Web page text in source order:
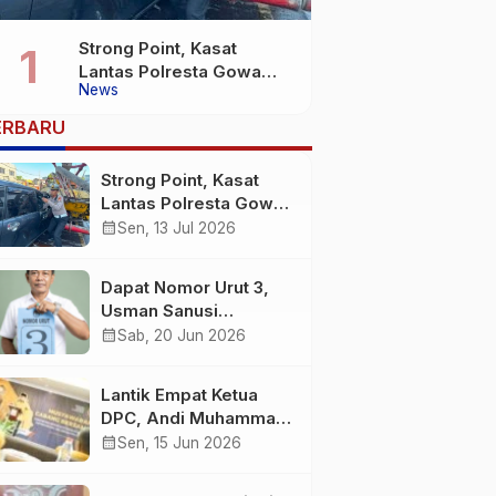
News
Strong Point, Kasat
Lantas Polresta Gowa
Sigap Bantu Korban
Strong Point, Kasat
Lantas Polresta Gowa
Sigap Bantu Korban
calendar_monthSen, 13 Jul 2026
Dapat Nomor Urut 3,
Usman Sanusi
Komitmen Jadikan
calendar_monthSab, 20 Jun 2026
Lantik Empat Ketua
DPC, Andi Muhammad
: Harus Bermental
calendar_monthSen, 15 Jun 2026